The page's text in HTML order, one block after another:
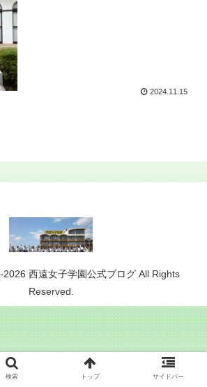
2024.11.15
西遠女子学園公式ブログ All Rights
Reserved.
検索 トップ サイドバー